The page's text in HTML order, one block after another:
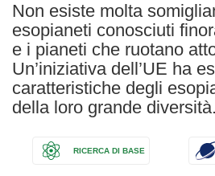
Non esiste molta
esopianeti conosciuti
e i pianeti che ruotano
Un’iniziativa dell’UE ha
caratteristiche degli
della loro grande diversità.
RICERCA DI BASE